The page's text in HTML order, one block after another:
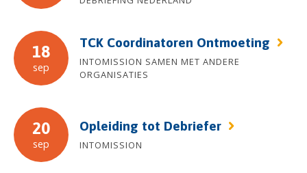
18
sep
TCK Coordinatoren Ontmoeting
INTOMISSION SAMEN MET ANDERE
ORGANISATIES
20
sep
Opleiding tot Debriefer
INTOMISSION